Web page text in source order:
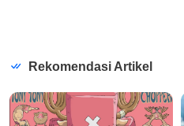
Rekomendasi Artikel